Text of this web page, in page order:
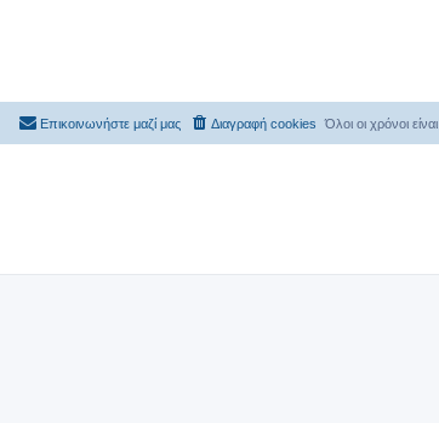
Όλοι οι χρόνοι είναι
Διαγραφή cookies
Επικοινωνήστε μαζί μας